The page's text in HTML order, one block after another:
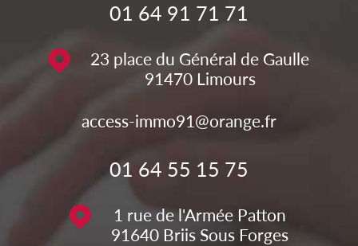
01 64 91 71 71
23 place du Général de Gaulle
91470 Limours
access-immo91@orange.fr
01 64 55 15 75
1 rue de l'Armée Patton
91640 Briis Sous Forges